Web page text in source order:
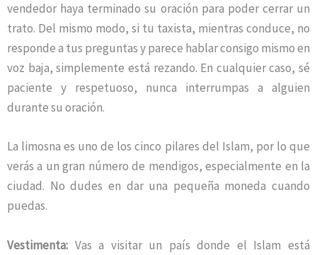
vendedor haya terminado su oración para poder cerrar un
trato. Del mismo modo, si tu taxista, mientras conduce, no
responde a tus preguntas y parece hablar consigo mismo en
voz baja, simplemente está rezando. En cualquier caso, sé
paciente y respetuoso, nunca interrumpas a alguien
durante su oración.
La limosna es uno de los cinco pilares del Islam, por lo que
verás a un gran número de mendigos, especialmente en la
ciudad. No dudes en dar una pequeña moneda cuando
puedas.
Vestimenta: Vas a visitar un país donde el Islam está